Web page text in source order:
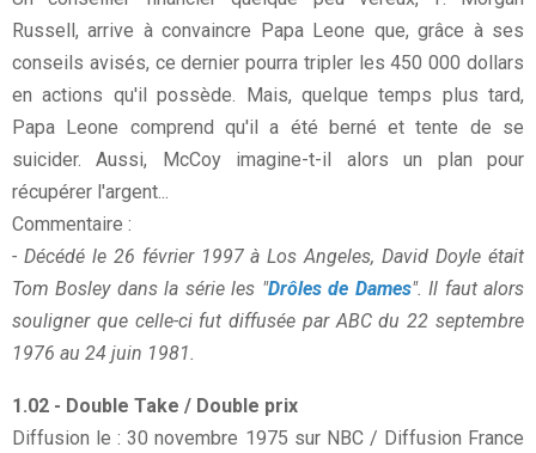
Russell, arrive à convaincre Papa Leone que, grâce à ses
conseils avisés, ce dernier pourra tripler les 450 000 dollars
en actions qu'il possède. Mais, quelque temps plus tard,
Papa Leone comprend qu'il a été berné et tente de se
suicider. Aussi, McCoy imagine-t-il alors un plan pour
récupérer l'argent...
Commentaire :
- Décédé le 26 février 1997 à Los Angeles, David Doyle était
Tom Bosley dans la série les "Drôles de Dames". Il faut alors
souligner que celle-ci fut diffusée par ABC du 22 septembre
1976 au 24 juin 1981.
1.02 - Double Take / Double prix
Diffusion le : 30 novembre 1975 sur NBC / Diffusion France